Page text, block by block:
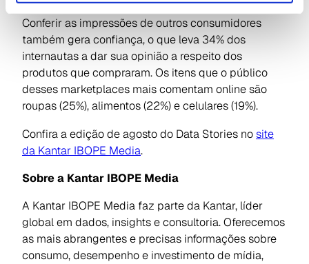
Conferir as impressões de outros consumidores
também gera confiança, o que leva 34% dos
internautas a dar sua opinião a respeito dos
produtos que compraram. Os itens que o público
desses marketplaces mais comentam online são
roupas (25%), alimentos (22%) e celulares (19%).
Confira a edição de agosto do Data Stories nosite
da Kantar IBOPE Media.
Sobre a Kantar IBOPE Media
A Kantar IBOPE Media faz parte da Kantar, líder
global em dados, insightse consultoria. Oferecemos
as mais abrangentes e precisas informações sobre
consumo, desempenho e investimento de mídia,